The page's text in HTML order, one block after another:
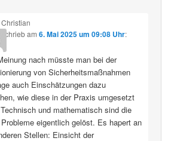
Christian
schriebam 6. Mai 2025 um 09:08 Uhr:
nach müsste man bei der
von Sicherheitsmaßnahmen
auch Einschätzungen dazu
wie diese in der Praxis umgesetzt
und mathematisch sind die
eigentlich gelöst. Es hapert an
Stellen: Einsicht der